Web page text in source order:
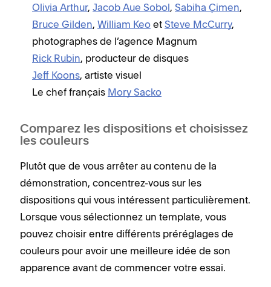
Olivia Arthur, Jacob Aue Sobol, Sabiha Çimen,
Bruce Gilden, William Keo et Steve McCurry,
photographes de l’agence Magnum
Rick Rubin, producteur de disques
Jeff Koons, artiste visuel
Le chef français Mory Sacko
Comparez les dispositions et choisissez
les couleurs
Plutôt que de vous arrêter au contenu de la
démonstration, concentrez-vous sur les
dispositions qui vous intéressent particulièrement.
Lorsque vous sélectionnez un template, vous
pouvez choisir entre différents préréglages de
couleurs pour avoir une meilleure idée de son
apparence avant de commencer votre essai.